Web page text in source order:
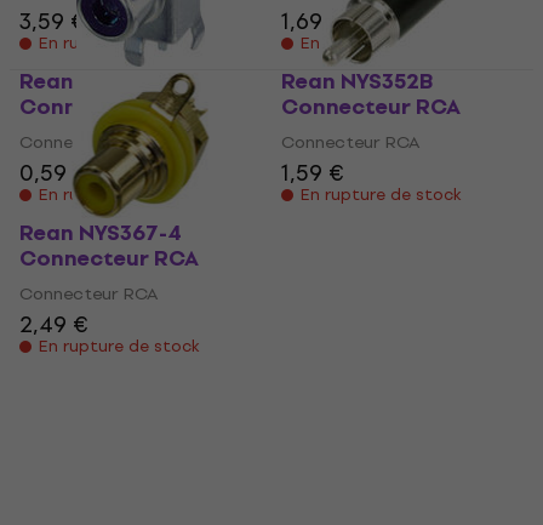
3,59 €
En rupture de stock
1,69 €
En rupture de stock
Rean NYS354
Connecteur RCA
Connecteur RCA
0,59 €
En rupture de stock
Rean NYS352B
Connecteur RCA
Connecteur RCA
1,59 €
En rupture de stock
Rean NYS367-4
Connecteur RCA
Connecteur RCA
2,49 €
En rupture de stock